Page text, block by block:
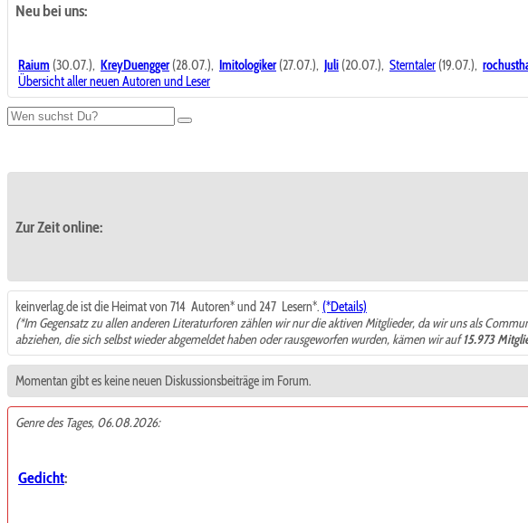
Neu bei uns:
Raium (30.07.), KreyDuengger(28.07.), Imitologiker(27.07.), Juli (20.07.), Sterntaler (19.07.),
Übersicht aller neuen Autoren und Leser
Zur Zeit online:
keinverlag.de ist die Heimat von 714 Autoren* und 247 Lesern*. (*Details)
(*Im Gegensatz zu allen anderen Literaturforen zählen wir nur die aktiven Mitglieder, da wir uns als
abziehen, die sich selbst wieder abgemeldet haben oder rausgeworfen wurden, kämen wir auf15.973
Momentan gibt es keine neuen Diskussionsbeiträge im Forum.
Genre des Tages, 06.08.2026:
Gedicht: